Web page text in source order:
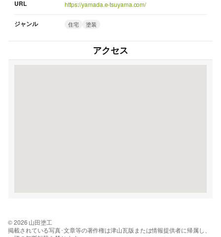
URL https://yamada.e-tsuyama.com/
ジャンル 住宅 塗装
アクセス
© 2026 山田塗工
掲載されている写真･文章等の著作権は津山瓦版または情報提供者に帰属し、